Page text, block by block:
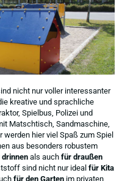
nicht nur voller interessanter
kreative und sprachliche
Spielbus, Polizei und
Matschtisch, Sandmaschine,
hier viel Spaß zum Spiel
aus besonders robustem
als auch für draußen
sind nicht nur ideal für Kita
für den Garten im privaten